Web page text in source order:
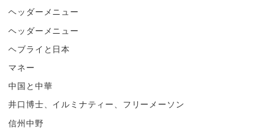
ヘッダーメニュー
ヘッダーメニュー
ヘブライと日本
マネー
中国と中華
井口博士、イルミナティー、フリーメーソン
信州中野